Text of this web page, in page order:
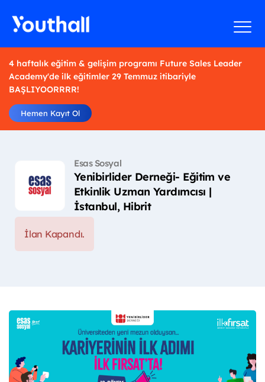
4 haftalık eğitim & gelişim programı Future Sales Leader
Academy'de ilk eğitimler 29 Temmuz itibariyle
BAŞLIYOORRRR!
Hemen Kayıt Ol
Esas Sosyal
Yenibirlider Derneği- Eğitim ve
Etkinlik Uzman Yardımcısı |
İstanbul, Hibrit
İlan Kapandı.